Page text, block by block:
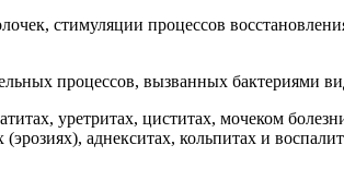
стимуляции процессов
процессов, вызванных бактериями
уретритах, циститах, мочеком
аднекситах, кольпитах и